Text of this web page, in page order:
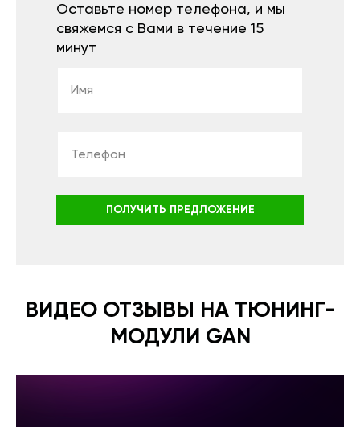
Оставьте номер телефона, и мы
свяжемся с Вами в течение 15
минут
ПОЛУЧИТЬ ПРЕДЛОЖЕНИЕ
ВИДЕО ОТЗЫВЫ НА ТЮНИНГ-
МОДУЛИ GAN